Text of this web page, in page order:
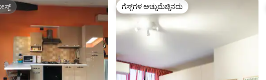
ಗೆಸ್ಟ್‌ಗಳ ಅಚ್ಚುಮೆಚ್ಚಿನದು
ಗೆಸ್ಟ್‌ಗಳ ಅಚ್ಚುಮೆಚ್ಚಿನದು